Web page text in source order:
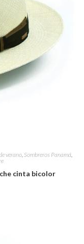
verano, Sombreros Panamá,
cinta bicolor